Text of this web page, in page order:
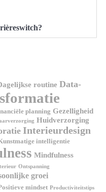
routine Data-
planning Gezelligheid
Huidverzorging
Interieurdesign
intelligentie
Mindfulness
Ontspanning
groei
mindset Productiviteitstips